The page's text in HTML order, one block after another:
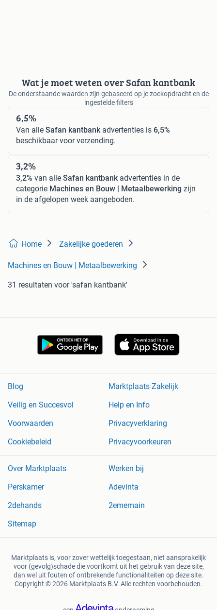
Wat je moet weten over Safan kantbank
De onderstaande waarden zijn gebaseerd op je zoekopdracht en de
ingestelde filters
6,5%
Van alle Safan kantbankadvertenties is 6,5%
beschikbaar voor verzending.
3,2%
3,2% van alle Safan kantbankadvertenties in de
categorie Machines en Bouw | Metaalbewerking zijn
in de afgelopen week aangeboden.
Home Zakelijke goederen
Machines en Bouw | Metaalbewerking
31 resultaten voor 'safan kantbank'
Blog
Marktplaats Zakelijk
Veilig en Succesvol
Help en Info
Voorwaarden
Privacyverklaring
Cookiebeleid
Privacyvoorkeuren
Over Marktplaats
Werken bij
Perskamer
Adevinta
2dehands
2ememain
Sitemap
Marktplaats is, voor zover wettelijk toegestaan, niet aansprakelijk
voor (gevolg)schade die voortkomt uit het gebruik van deze site,
dan wel uit fouten of ontbrekende functionaliteiten op deze site.
Copyright © 2026 Marktplaats B.V. Alle rechten voorbehouden.